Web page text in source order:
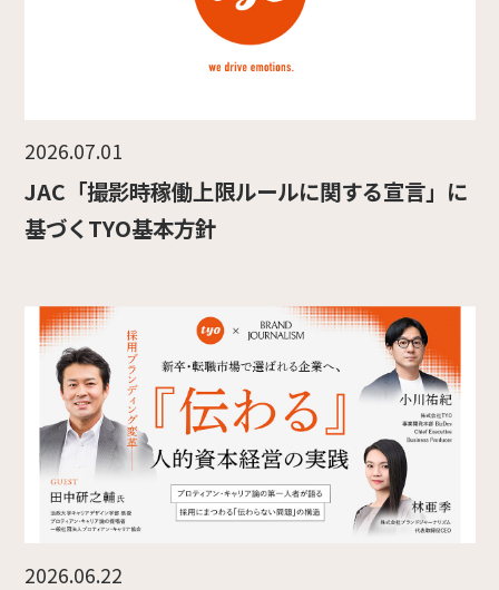
2026.07.01
JAC「撮影時稼働上限ルールに関する宣言」に
基づくTYO基本方針
2026.06.22